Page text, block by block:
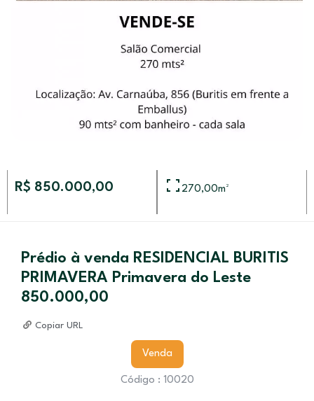
R$ 850.000,00 270,00m²
Prédio à venda RESIDENCIAL BURITIS
PRIMAVERA Primavera do Leste
850.000,00
Copiar URL
Venda
Código : 10020